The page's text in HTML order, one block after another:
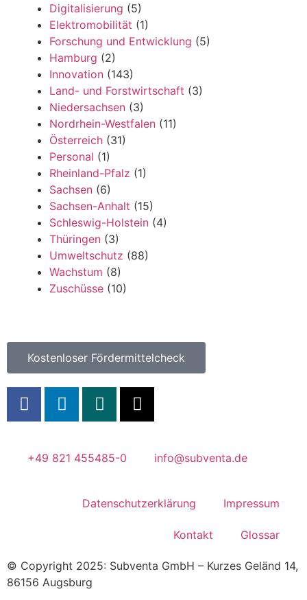
Digitalisierung (5)
Elektromobilität (1)
Forschung und Entwicklung (5)
Hamburg (2)
Innovation (143)
Land- und Forstwirtschaft (3)
Niedersachsen (3)
Nordrhein-Westfalen (11)
Österreich (31)
Personal (1)
Rheinland-Pfalz (1)
Sachsen (6)
Sachsen-Anhalt (15)
Schleswig-Holstein (4)
Thüringen (3)
Umweltschutz (88)
Wachstum (8)
Zuschüsse (10)
Kostenloser Fördermittelcheck
+49 821 455485-0 info@subventa.de
Datenschutzerklärung Impressum
Kontakt Glossar
© Copyright 2025: Subventa GmbH – Kurzes Geländ 14,
86156 Augsburg